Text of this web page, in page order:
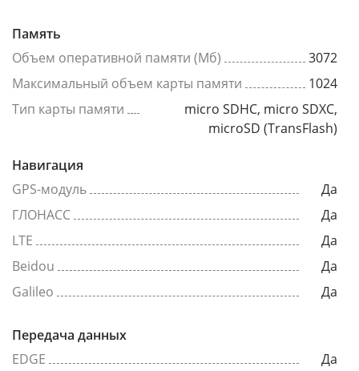
Память
Объем оперативной памяти (Мб)
3072
Максимальный объем карты памяти
1024
Тип карты памяти
micro SDHC, micro SDXC,
microSD (TransFlash)
Навигация
GPS-модуль
Да
ГЛОНАСС
Да
LTE
Да
Beidou
Да
Galileo
Да
Передача данных
EDGE
Да